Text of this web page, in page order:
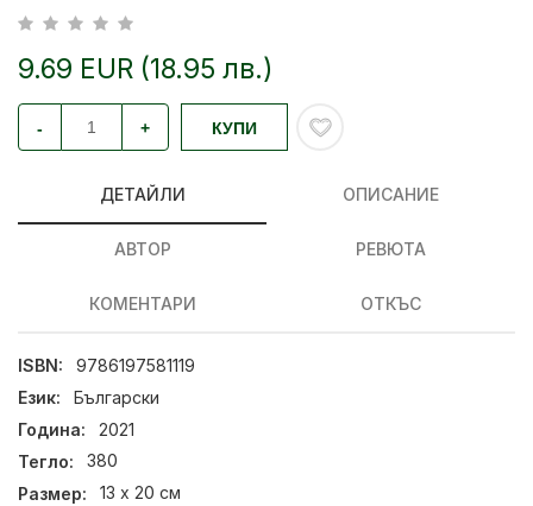
9.69 EUR (18.95 лв.)
- + КУПИ
ДЕТАЙЛИ ОПИСАНИЕ
АВТОР РЕВЮТА
КОМЕНТАРИ ОТКЪС
ISBN:
9786197581119
Език:
Български
Година:
2021
Тегло:
380
Размер:
13 х 20 см